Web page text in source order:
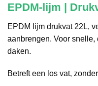
EPDM-lijm |
EPDM lijm drukvat 22L,
aanbrengen. Voor
daken.
Betreft een los vat,